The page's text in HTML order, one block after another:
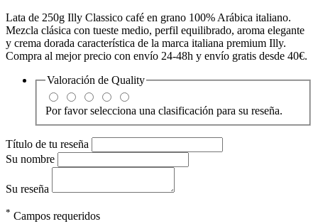
Lata de 250g Illy Classico café en grano 100% Arábica italiano.
Mezcla clásica con tueste medio, perfil equilibrado, aroma elegante
y crema dorada característica de la marca italiana premium Illy.
Compra al mejor precio con envío 24-48h y envío gratis desde 40€.
Valoración de Quality
Por favor selecciona una clasificación para su reseña.
Título de tu reseña
Su nombre
Su reseña
* Campos requeridos